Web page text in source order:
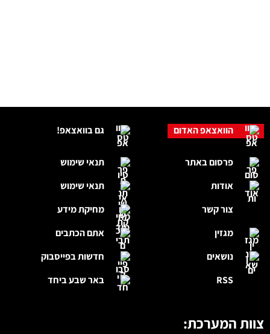
גם בוואצאפ!
תנאי שימוש
תנאי שימוש
מחיקת מידע
אתם הכתבים
חדשות בפייסבוק
באר שבע ביחד
הוואצאפ האדום
פרסום באתר
אודות
צור קשר
מגזין
נושאים
RSS
צוות המערכת: